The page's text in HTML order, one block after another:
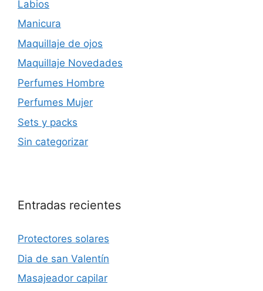
Labios
Manicura
Maquillaje de ojos
Maquillaje Novedades
Perfumes Hombre
Perfumes Mujer
Sets y packs
Sin categorizar
Entradas recientes
Protectores solares
Dia de san Valentín
Masajeador capilar